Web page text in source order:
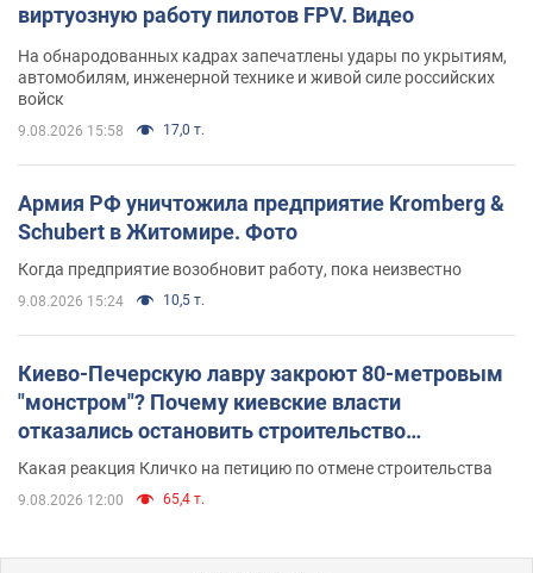
виртуозную работу пилотов FPV. Видео
На обнародованных кадрах запечатлены удары по укрытиям,
автомобилям, инженерной технике и живой силе российских
войск
9.08.2026 15:58 17,0 т.
Армия РФ уничтожила предприятие Kromberg &
Schubert в Житомире. Фото
Когда предприятие возобновит работу, пока неизвестно
9.08.2026 15:24 10,5 т.
Киево-Печерскую лавру закроют 80-метровым
"монстром"? Почему киевские власти
отказались остановить строительство
небоскреба "московского верующего"
Какая реакция Кличко на петицию по отмене строительства
9.08.2026 12:00 65,4 т.